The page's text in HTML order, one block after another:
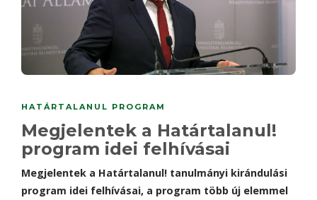
HATÁRTALANUL PROGRAM
Megjelentek a Határtalanul!
program idei felhívásai
Megjelentek a Határtalanul! tanulmányi kirándulási
program idei felhívásai, a program több új elemmel